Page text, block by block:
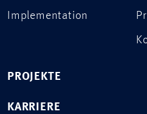
Implementation
PROJEKTE
KARRIERE